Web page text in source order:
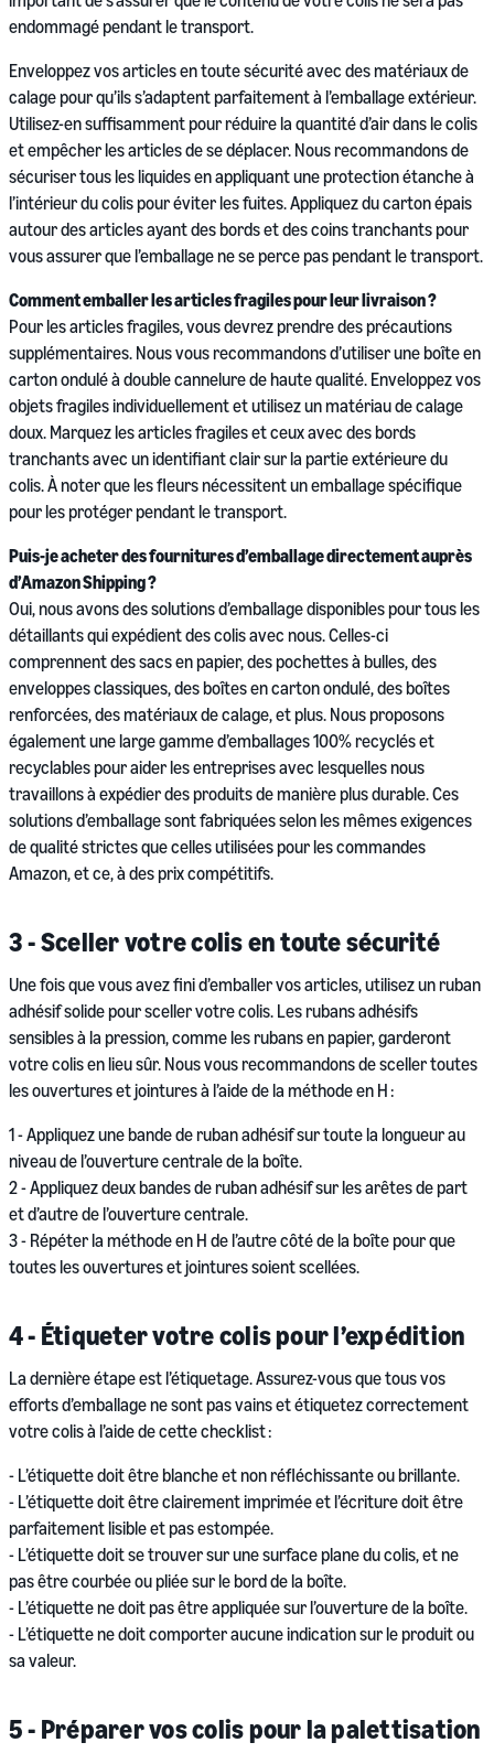
endommagé pendant le transport.
Enveloppez vos articles en toute sécurité avec des matériaux de
calage pour qu’ils s’adaptent parfaitement à l’emballage extérieur.
Utilisez-en suffisamment pour réduire la quantité d’air dans le colis
et empêcher les articles de se déplacer. Nous recommandons de
sécuriser tous les liquides en appliquant une protection étanche à
l’intérieur du colis pour éviter les fuites. Appliquez du carton épais
autour des articles ayant des bords et des coins tranchants pour
vous assurer que l’emballage ne se perce pas pendant le transport.
Comment emballer les articles fragiles pour leur livraison ?
Pour les articles fragiles, vous devrez prendre des précautions
supplémentaires. Nous vous recommandons d’utiliser une boîte en
carton ondulé à double cannelure de haute qualité. Enveloppez vos
objets fragiles individuellement et utilisez un matériau de calage
doux. Marquez les articles fragiles et ceux avec des bords
tranchants avec un identifiant clair sur la partie extérieure du
colis. À noter que les fleurs nécessitent un emballage spécifique
pour les protéger pendant le transport.
Puis-je acheter des fournitures d’emballage directement auprès
d’Amazon Shipping ?
Oui, nous avons des solutions d’emballage disponibles pour tous les
détaillants qui expédient des colis avec nous. Celles-ci
comprennent des sacs en papier, des pochettes à bulles, des
enveloppes classiques, des boîtes en carton ondulé, des boîtes
renforcées, des matériaux de calage, et plus. Nous proposons
également une large gamme d’emballages 100% recyclés et
recyclables pour aider les entreprises avec lesquelles nous
travaillons à expédier des produits de manière plus durable. Ces
solutions d’emballage sont fabriquées selon les mêmes exigences
de qualité strictes que celles utilisées pour les commandes
Amazon, et ce, à des prix compétitifs.
3 - Sceller votre colis en toute sécurité
Une fois que vous avez fini d’emballer vos articles, utilisez un ruban
adhésif solide pour sceller votre colis. Les rubans adhésifs
sensibles à la pression, comme les rubans en papier, garderont
votre colis en lieu sûr. Nous vous recommandons de sceller toutes
les ouvertures et jointures à l’aide de la méthode en H :
1 - Appliquez une bande de ruban adhésif sur toute la longueur au
niveau de l’ouverture centrale de la boîte.
2 - Appliquez deux bandes de ruban adhésif sur les arêtes de part
et d’autre de l’ouverture centrale.
3 - Répéter la méthode en H de l’autre côté de la boîte pour que
toutes les ouvertures et jointures soient scellées.
4 - Étiqueter votre colis pour l’expédition
La dernière étape est l’étiquetage. Assurez-vous que tous vos
efforts d’emballage ne sont pas vains et étiquetez correctement
votre colis à l’aide de cette checklist :
- L’étiquette doit être blanche et non réfléchissante ou brillante.
- L’étiquette doit être clairement imprimée et l’écriture doit être
parfaitement lisible et pas estompée.
- L’étiquette doit se trouver sur une surface plane du colis, et ne
pas être courbée ou pliée sur le bord de la boîte.
- L’étiquette ne doit pas être appliquée sur l’ouverture de la boîte.
- L’étiquette ne doit comporter aucune indication sur le produit ou
sa valeur.
5 - Préparer vos colis pour la palettisation